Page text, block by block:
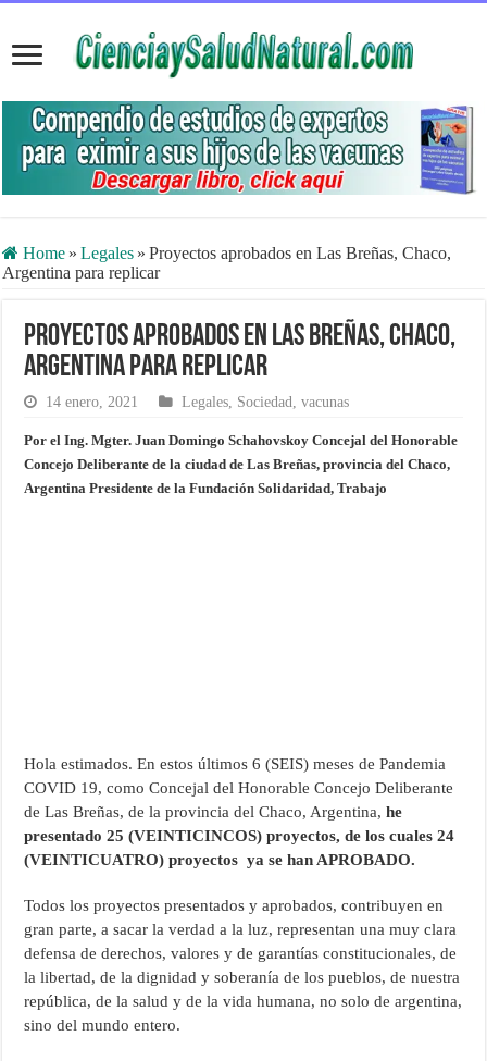
Home » Legales » Proyectos aprobados en Las Breñas, Chaco,
Argentina para replicar
Proyectos aprobados en Las Breñas, Chaco,
Argentina para replicar
14 enero, 2021 Legales Sociedad ,vacunas
Por el Ing. Mgter. Juan Domingo Schahovskoy Concejal del Honorable
Concejo Deliberante de la ciudad de Las Breñas, provincia del Chaco,
Argentina Presidente de la Fundación Solidaridad, Trabajo
Hola estimados. En estos últimos 6 (SEIS) meses de Pandemia
COVID 19, como Concejal del Honorable Concejo Deliberante
de Las Breñas, de la provincia del Chaco, Argentina,he
presentado 25 (VEINTICINCOS) proyectos, de los cuales 24
(VEINTICUATRO) proyectos ya se han APROBADO.
Todos los proyectos presentados y aprobados, contribuyen en
gran parte, a sacar la verdad a la luz, representan una muy clara
defensa de derechos, valores y de garantías constitucionales, de
la libertad, de la dignidad y soberanía de los pueblos, de nuestra
república, de la salud y de la vida humana, no solo de argentina,
sino del mundo entero.